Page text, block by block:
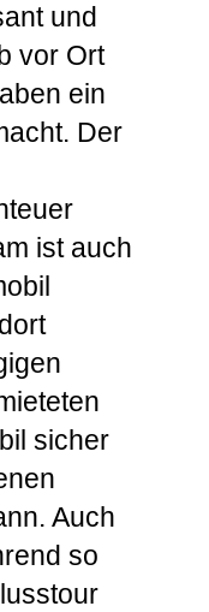
und
vor Ort
ein
Der
ist auch
sicher
Auch
so